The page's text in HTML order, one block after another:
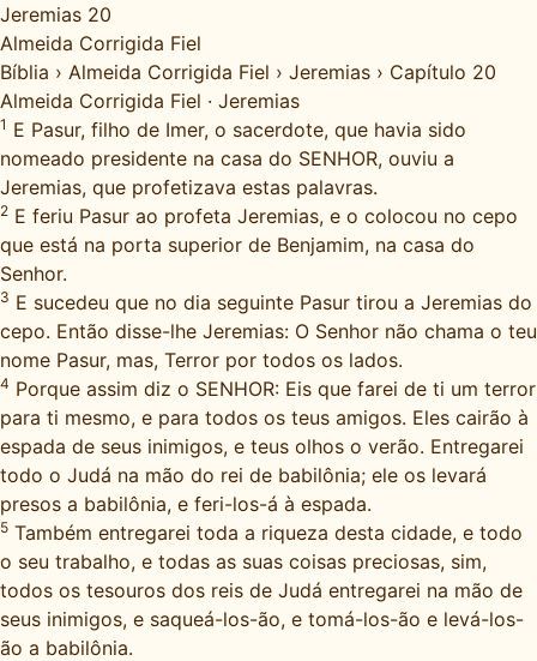
Jeremias 20
Almeida Corrigida Fiel
Bíblia › Almeida Corrigida Fiel › Jeremias › Capítulo 20
Almeida Corrigida Fiel · Jeremias
1 E Pasur, filho de Imer, o sacerdote, que havia sido
nomeado presidente na casa do SENHOR, ouviu a
Jeremias, que profetizava estas palavras.
2 E feriu Pasur ao profeta Jeremias, e o colocou no cepo
que está na porta superior de Benjamim, na casa do
Senhor.
3 E sucedeu que no dia seguinte Pasur tirou a Jeremias do
cepo. Então disse-lhe Jeremias: O Senhor não chama o teu
nome Pasur, mas, Terror por todos os lados.
4 Porque assim diz o SENHOR: Eis que farei de ti um terror
para ti mesmo, e para todos os teus amigos. Eles cairão à
espada de seus inimigos, e teus olhos o verão. Entregarei
todo o Judá na mão do rei de babilônia; ele os levará
presos a babilônia, e feri-los-á à espada.
5 Também entregarei toda a riqueza desta cidade, e todo
o seu trabalho, e todas as suas coisas preciosas, sim,
todos os tesouros dos reis de Judá entregarei na mão de
seus inimigos, e saqueá-los-ão, e tomá-los-ão e levá-los-
ão a babilônia.